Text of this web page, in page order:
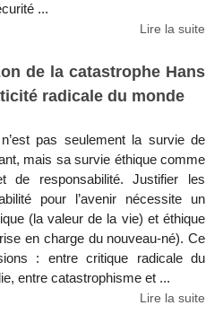
...
Lire la suite
de la catastrophe Hans
radicale du monde
pas seulement la survie de
mais sa survie éthique comme
de responsabilité. Justifier les
pour l’avenir nécessite un
(la valeur de la vie) et éthique
en charge du nouveau-né). Ce
: entre critique radicale du
entre catastrophisme et ...
Lire la suite